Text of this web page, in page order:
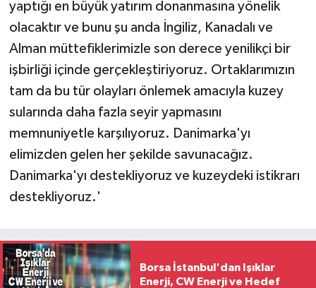
yaptığı en büyük yatırım donanmasına yönelik
olacaktır ve bunu şu anda İngiliz, Kanadalı ve
Alman müttefiklerimizle son derece yenilikçi bir
işbirliği içinde gerçekleştiriyoruz. Ortaklarımızın
tam da bu tür olayları önlemek amacıyla kuzey
sularında daha fazla seyir yapmasını
memnuniyetle karşılıyoruz. Danimarka'yı
elimizden gelen her şekilde savunacağız.
Danimarka'yı destekliyoruz ve kuzeydeki istikrarı
destekliyoruz.'
Borsa İstanbul'dan Işıklar
Enerji, CW Enerji ve Hedef